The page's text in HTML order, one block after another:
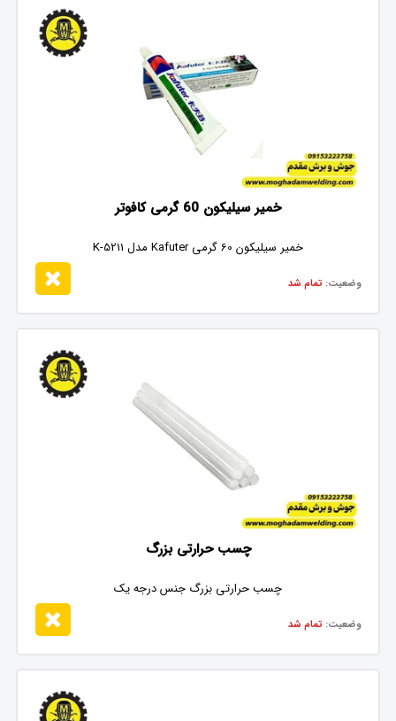
خمیر سیلیکون 60 گرمی کافوتر
خمیر سیلیکون 60 گرمی Kafuter مدل K-5211
وضعیت: تمام شد
چسب حرارتی بزرگ
چسب حرارتی بزرگ جنس درجه یک
وضعیت: تمام شد